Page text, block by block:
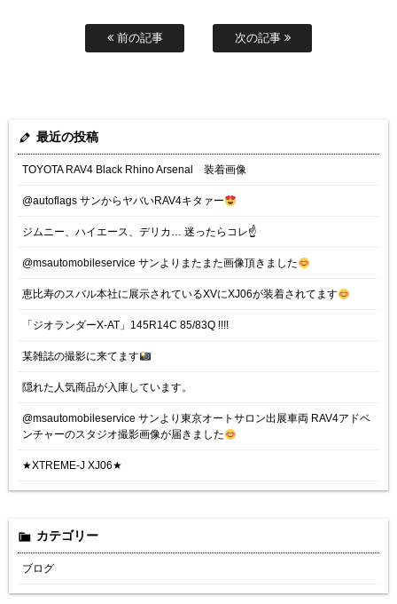
前の記事 次の記事
最近の投稿
TOYOTA RAV4 Black Rhino Arsenal 装着画像
@autoflags サンからヤバいRAV4キタァー
ジムニー、ハイエース、デリカ… 迷ったらコレ☝️
@msautomobileservice サンよりまたまた画像頂きました
恵比寿のスバル本社に展示されているXVにXJ06が装着されてます
「ジオランダーX-AT」145R14C 85/83Q !!!!
某雑誌の撮影に来てます
隠れた人気商品が入庫しています。
@msautomobileservice サンより東京オートサロン出展車両 RAV4アドベ
ンチャーのスタジオ撮影画像が届きました
★XTREME-J XJ06★
カテゴリー
ブログ